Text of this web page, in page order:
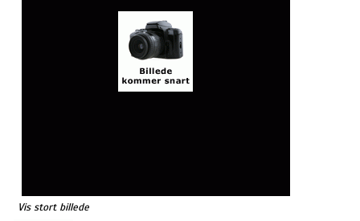
Vis stort billede